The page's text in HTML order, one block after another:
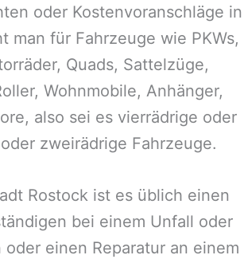
oder Kostenvoranschläge in
man für Fahrzeuge wie PKWs,
Quads, Sattelzüge,
Wohnmobile, Anhänger,
also sei es vierrädrige oder
zweirädrige Fahrzeuge.
Rostockist es üblich einen
bei einem Unfall oder
oder einen Reparatur an einem